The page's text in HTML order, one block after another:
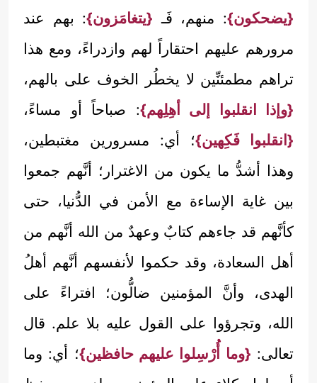
{يضحكون}: منهم، فَـ {يتغامَزون}: بهم عند
مرورهم عليهم احتقاراً لهم وازدراءً، ومع هذا
تراهم مطمئنِّين لا يخطُر الخوف على بالهم،
{وإذا انقلبوا إلى أهِلِهم}: صباحاً أو مساءً،
{انقلبوا فَكِهين}؛ أي: مسرورين مغتبطين،
وهذا أشدُّ ما يكون من الاغترار؛ أنَّهم جمعوا
بين غاية الإساءة مع الأمن في الدُّنيا، حتى
كأنَّهم قد جاءهم كتابٌ وعهدٌ من الله أنَّهم من
أهل السعادة، وقد حكموا لأنفسهم أنَّهم أهلُ
الهدى، وأنَّ المؤمنين ضالُّون؛ افتراءً على
الله، وتجرؤوا على القول عليه بلا علم. قال
تعالى: {وما أُرْسِلوا عليهم حافظين}؛ أي: وما